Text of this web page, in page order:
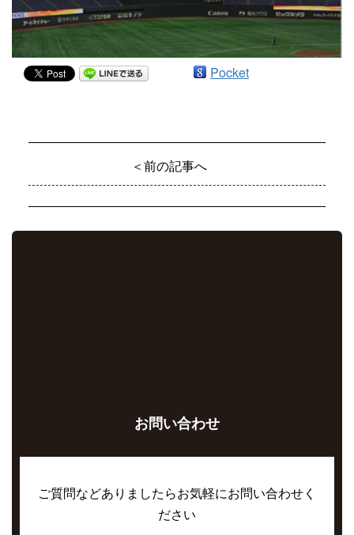
Pocket
＜前の記事へ
お問い合わせ
ご質問などありましたらお気軽にお問い合わせく
ださい